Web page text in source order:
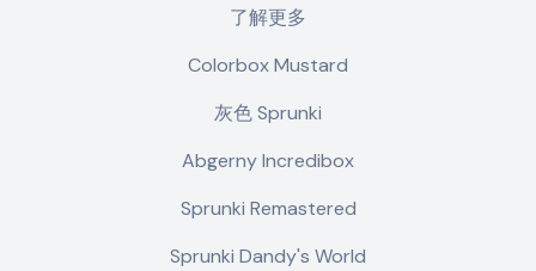
了解更多
Colorbox Mustard
灰色 Sprunki
Abgerny Incredibox
Sprunki Remastered
Sprunki Dandy's World